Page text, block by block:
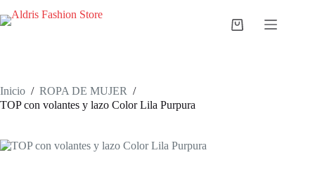
al
Carro
Inicio / ROPA DE MUJER /
TOP con volantes y lazo Color Lila Purpura